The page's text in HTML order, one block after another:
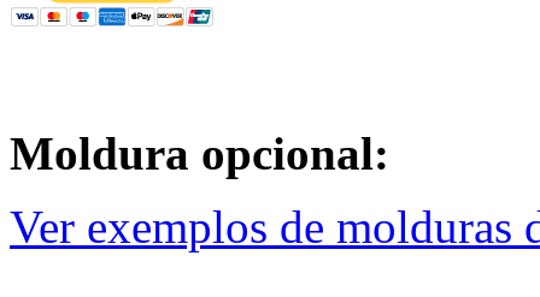
Moldura opcional:
Ver exemplos de molduras